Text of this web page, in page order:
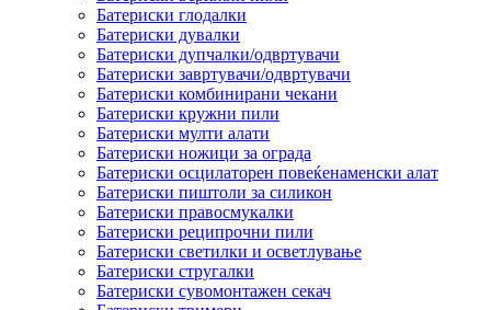
Батериски глодалки
Батериски дувалки
Батериски дупчалки/одвртувачи
Батериски завртувачи/одвртувачи
Батериски комбинирани чекани
Батериски кружни пили
Батериски мулти алати
Батериски ножици за ограда
Батериски осцилаторен повеќенаменски алат
Батериски пиштоли за силикон
Батериски правосмукалки
Батериски реципрочни пили
Батериски светилки и осветлување
Батериски стругалки
Батериски сувомонтажен секач